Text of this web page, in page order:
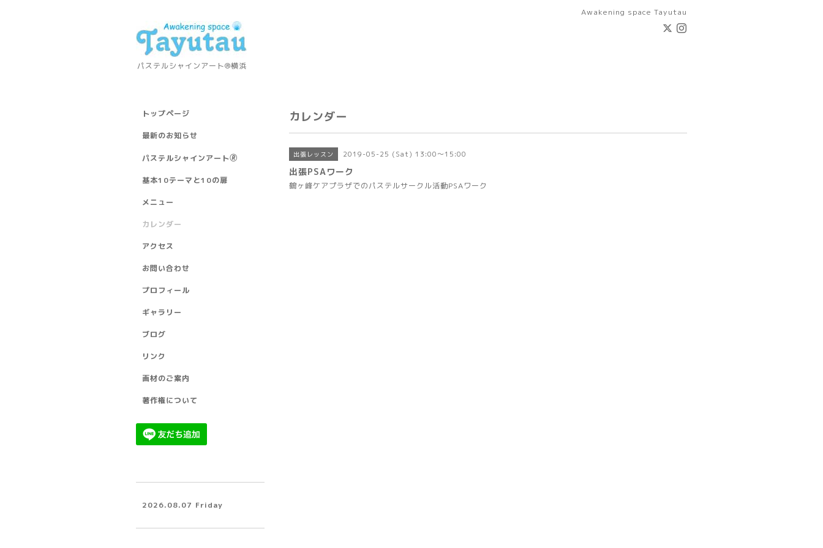
Awakening space Tayutau
パステルシャインアート®横浜
カレンダー
出張レッスン 2019-05-25 (Sat) 13:00～15:00
出張PSAワーク
鶴ヶ峰ケアプラザでのパステルサークル活動PSAワーク
トップページ
最新のお知らせ
パステルシャインアート🄬
基本10テーマと10の扉
メニュー
カレンダー
アクセス
お問い合わせ
プロフィール
ギャラリー
ブログ
リンク
画材のご案内
著作権について
2026.08.07 Friday